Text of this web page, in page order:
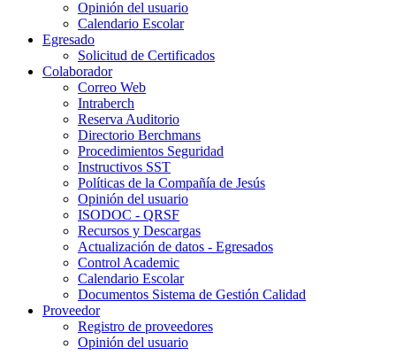
Opinión del usuario
Calendario Escolar
Egresado
Solicitud de Certificados
Colaborador
Correo Web
Intraberch
Reserva Auditorio
Directorio Berchmans
Procedimientos Seguridad
Instructivos SST
Políticas de la Compañía de Jesús
Opinión del usuario
ISODOC - QRSF
Recursos y Descargas
Actualización de datos - Egresados
Control Academic
Calendario Escolar
Documentos Sistema de Gestión Calidad
Proveedor
Registro de proveedores
Opinión del usuario